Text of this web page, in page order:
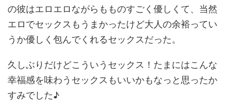
の彼はエロエロながらもものすごく優しくて、当然
エロでセックスもうまかったけど大人の余裕ってい
うか優しく包んでくれるセックスだった。
久しぶりだけどこういうセックス！たまにはこんな
幸福感を味わうセックスもいいかもなっと思ったか
すみでした♪